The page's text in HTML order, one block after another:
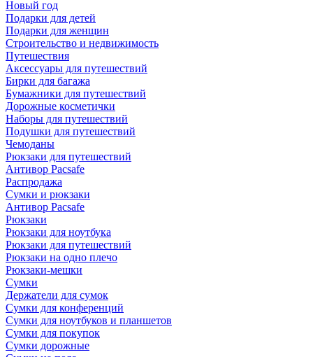
Новый год
Подарки для детей
Подарки для женщин
Строительство и недвижимость
Путешествия
Аксессуары для путешествий
Бирки для багажа
Бумажники для путешествий
Дорожные косметички
Наборы для путешествий
Подушки для путешествий
Чемоданы
Рюкзаки для путешествий
Антивор Pacsafe
Распродажа
Сумки и рюкзаки
Антивор Pacsafe
Рюкзаки
Рюкзаки для ноутбука
Рюкзаки для путешествий
Рюкзаки на одно плечо
Рюкзаки-мешки
Сумки
Держатели для сумок
Сумки для конференций
Сумки для ноутбуков и планшетов
Сумки для покупок
Сумки дорожные